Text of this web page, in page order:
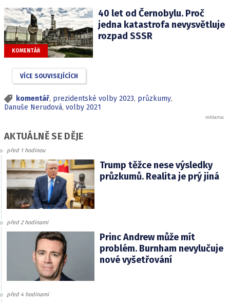
KOMENTÁŘ
40 let od Černobylu. Proč
jedna katastrofa nevysvětluje
rozpad SSSR
VÍCE SOUVISEJÍCÍCH
komentář, prezidentské volby 2023, průzkumy,
Danuše Nerudová, volby 2021
AKTUÁLNĚ SE DĚJE
před 1 hodinou
Trump těžce nese výsledky
průzkumů. Realita je prý jiná
před 2 hodinami
Princ Andrew může mít
problém. Burnham nevylučuje
nové vyšetřování
před 4 hodinami